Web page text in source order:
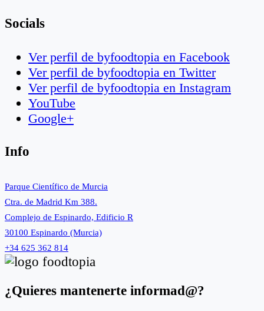
Socials
Ver perfil de byfoodtopia en Facebook
Ver perfil de byfoodtopia en Twitter
Ver perfil de byfoodtopia en Instagram
YouTube
Google+
Info
Parque Científico de Murcia
Ctra. de Madrid Km 388.
Complejo de Espinardo, Edificio R
30100 Espinardo (Murcia)
+34 625 362 814
¿Quieres mantenerte informad@?